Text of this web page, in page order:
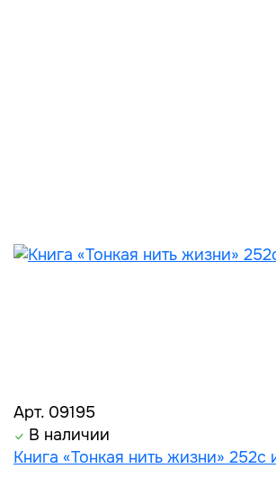
Арт. 09195
В наличии
Книга «Тонкая нить жизни» 252с